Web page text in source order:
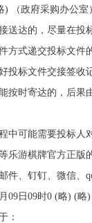
) （政府采购办公
送达的，尽量在投
方式递交投标文件
投标文件交接签收
按时寄达的，后果
中可能需要投标人
乐游棋牌官方正版
件、钉钉、微信、
09日09时0 (略) (
：